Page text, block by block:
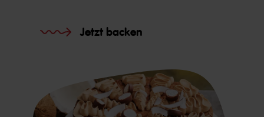
Jetzt backen